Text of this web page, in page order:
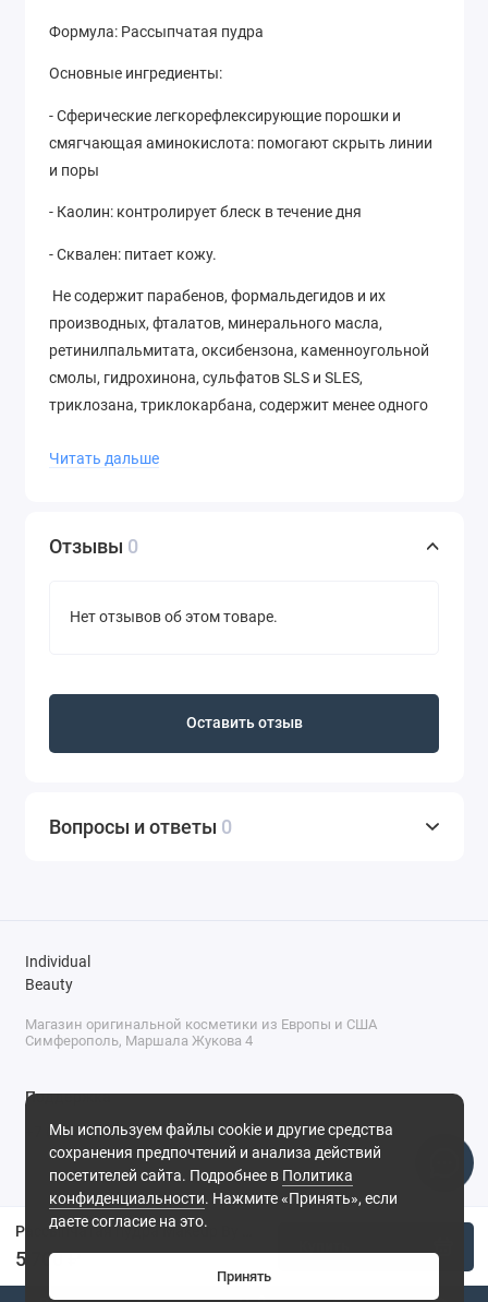
5 700 ₽
Формула: Рассыпчатая пудра
Основные ингредиенты:
- Сферические легкорефлексирующие порошки и
смягчающая аминокислота: помогают скрыть линии
и поры
- Каолин: контролирует блеск в течение дня
- Сквален: питает кожу.
Не содержит парабенов, формальдегидов и их
производных, фталатов, минерального масла,
ретинилпальмитата, оксибензона, каменноугольной
смолы, гидрохинона, сульфатов SLS и SLES,
триклозана, триклокарбана, содержит менее одного
веганский и протестирован на животных.
Читать дальше
Отзывы 0
Нет отзывов об этом товаре.
Оставить отзыв
Вопросы и ответы 0
Мы используем файлы cookie и другие средства
сохранения предпочтений и анализа действий
посетителей сайта. Подробнее в Политика
конфиденциальности. Нажмите «Принять», если
даете согласие на это.
Принять
Individual
Beauty
Магазин оригинальной косметики из Европы и США
Симферополь, Маршала Жукова 4
Поддержка
+7 (978) 586-46-46
ПН-ПТ: 9:00 - 18:00
Суббота: 9:00 - 17:00
Воскресенье: выходной
Симферополь, ул. Маршала Жукова, 4